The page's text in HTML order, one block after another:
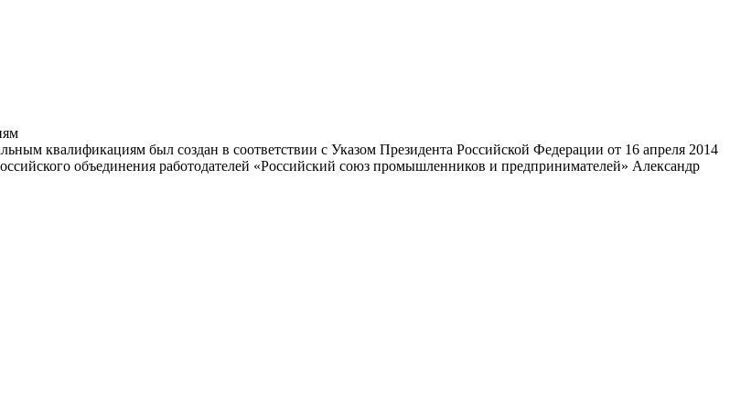
квалификациям был создан в соответствии с Указом Президента Российской Федерации от 16 апреля 2014
объединения работодателей «Российский союз промышленников и предпринимателей» Александр